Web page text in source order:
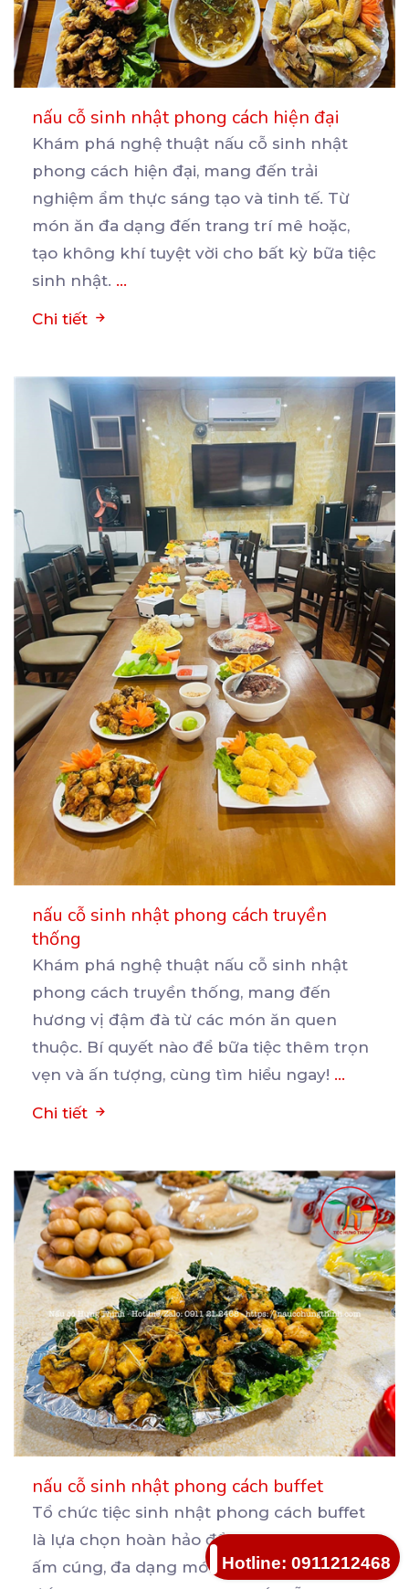
nấu cỗ sinh nhật phong cách hiện đại
Khám phá nghệ thuật nấu cỗ sinh nhật
phong cách hiện đại, mang đến trải
nghiệm ẩm thực sáng tạo và tinh tế. Từ
món ăn đa dạng đến trang trí mê hoặc,
tạo không khí tuyệt vời cho bất kỳ bữa tiệc
sinh nhật. ...
Chi tiết
nấu cỗ sinh nhật phong cách truyền
thống
Khám phá nghệ thuật nấu cỗ sinh nhật
phong cách truyền thống, mang đến
hương vị đậm đà từ các món ăn quen
thuộc. Bí quyết nào để bữa tiệc thêm trọn
vẹn và ấn tượng, cùng tìm hiểu ngay! ...
Chi tiết
nấu cỗ sinh nhật phong cách buffet
Tổ chức tiệc sinh nhật phong cách buffet
là lựa chọn hoàn hảo để tạo không gian
ấm cúng, đa dạng món ăn, phù hợp mọi
Hotline: 0911212468